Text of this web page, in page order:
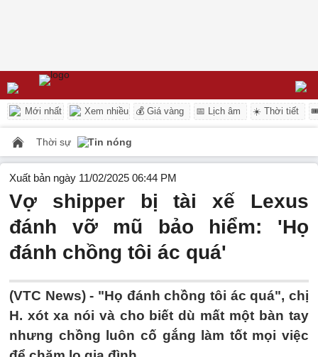
Mới nhất Xem nhiều 💰 Giá vàng 📅 Lịch âm ☀️ Thời tiết
Thời sự Tin nóng
Xuất bản ngày 11/02/2025 06:44 PM
Vợ shipper bị tài xế Lexus
đánh vỡ mũ bảo hiểm: 'Họ
đánh chồng tôi ác quá'
(VTC News) - "Họ đánh chồng tôi ác quá", chị
H. xót xa nói và cho biết dù mất một bàn tay
nhưng chồng luôn cố gắng làm tốt mọi việc